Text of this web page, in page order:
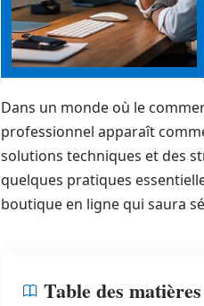
Dans un monde où le
professionnel apparaît
solutions techniques et des
quelques pratiques
boutique en ligne qui saura
Table des matières